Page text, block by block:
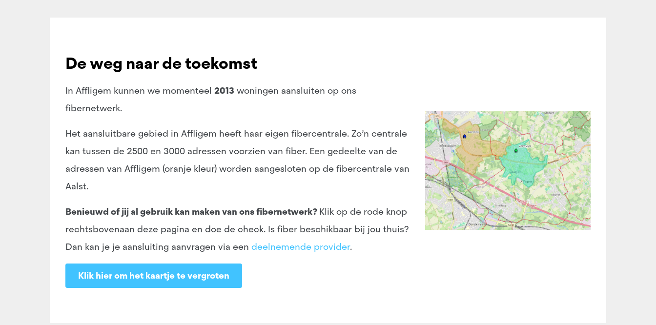
De weg naar de toekomst
In Affligem kunnen we momenteel 2013 woningen aansluiten op ons
fibernetwerk.
Het aansluitbare gebied in Affligem heeft haar eigen fibercentrale. Zo’n centrale
kan tussen de 2500 en 3000 adressen voorzien van fiber. Een gedeelte van de
adressen van Affligem (oranje kleur) worden aangesloten op de fibercentrale van
Aalst.
Benieuwd of jij al gebruik kan maken van ons fibernetwerk? Klik op de rode knop
rechtsbovenaan deze pagina en doe de check. Is fiber beschikbaar bij jou thuis?
Dan kan je je aansluiting aanvragen via een deelnemende provider.
Klik hier om het kaartje te vergroten